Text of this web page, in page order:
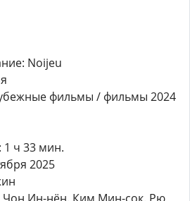
Noijeu
фильмы / фильмы 2024
1 ч 33 мин.
2025